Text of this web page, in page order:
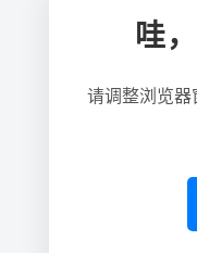
哇
请调整浏览